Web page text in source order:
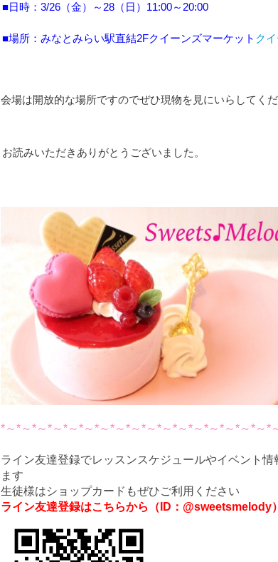
■日時：3/26（金）～28（日）11:00～20:00
■場所：みなとみらい駅直結2Fクイーンズマーケット ク
会場は開放的な場所ですのでぜひ現物を見にいらしてく
お読みいただきありがとうございました。
*～*～*～*～*～*～*～*～*～*～*～*～*～*～*～*～*～*
ライン友達登録でレッスンスケジュールやイベント
ます
生徒様はショップカードもぜひご利用ください
ライン友達登録はこちらから（ID：@sweetsmelody）